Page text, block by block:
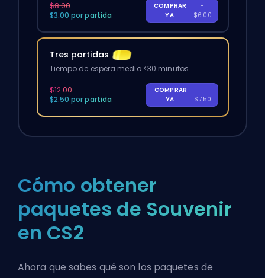
$8.00
$3.00 por partida
COMPRAR
YA
-
$6.00
Tres partidas
Tiempo de espera medio <30 minutos
$12.00
$2.50 por partida
COMPRAR
YA
-
$7.50
Cómo obtener
paquetes de Souvenir
en CS2
Ahora que sabes qué son los paquetes de